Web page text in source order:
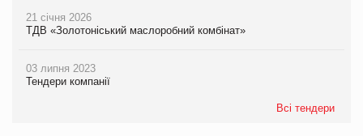
21 січня 2026
ТДВ «Золотоніський маслоробний комбінат»
03 липня 2023
Тендери компанії
Всі тендери